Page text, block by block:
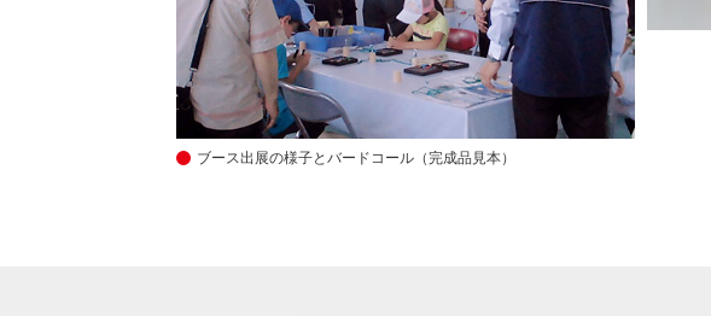
ブース出展の様子とバードコール（完成品見本）